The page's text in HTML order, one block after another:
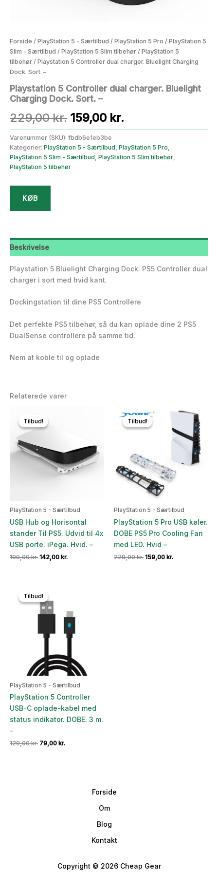
Forside / PlayStation 5 - Særtilbud / PlayStation 5 Pro / PlayStation 5
Slim - Særtilbud / PlayStation 5 Slim tilbehør / PlayStation 5
tilbehør / Playstation 5 Controller dual charger. Bluelight Charging
Dock. Sort. –
Playstation 5 Controller dual charger. Bluelight
Charging Dock. Sort. –
229,00kr. Den
oprindelige
pris
159,00 kr.
pris
Varenummer (SKU): fbdb6e1eb3be
Kategorier: PlayStation 5 - Særtilbud PlayStation 5 Pro
PlayStation 5 Slim - Særtilbud PlayStation 5 Slim tilbehør
PlayStation 5 tilbehør
KØB
Beskrivelse
Playstation 5 Bluelight Charging Dock. PS5 Controller dual
charger i sort med hvid kant.
Dockingstation til dine PS5 Controllere
Det perfekte PS5 tilbehør, så du kan oplade dine 2 PS5
DualSense controllere på samme tid.
Nem at koble til og oplade
Relaterede varer
Tilbud!
Tilbud!
PlayStation 5 - Særtilbud
USB Hub og Horisontal
stander Til PS5. Udvid til 4x
USB porte. iPega. Hvid. –
199,00kr. Den
142,00 kr.Den
Tilbud!
Tilbud!
PlayStation 5 - Særtilbud
PlayStation 5 Pro USB køler.
DOBE PS5 Pro Cooling Fan
med LED. Hvid –
229,00kr. Den
159,00 kr.Den
Tilbud!
Tilbud!
PlayStation 5 - Særtilbud
PlayStation 5 Controller
USB-C oplade-kabel med
status indikator. DOBE. 3 m.
–
129,00kr. Den
79,00 kr.Den
Forside
Om
Blog
Kontakt
Copyright © 2026 Cheap Gear